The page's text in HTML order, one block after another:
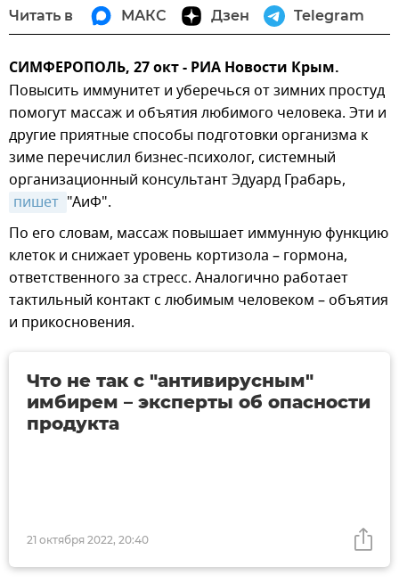
Читать в МАКС Дзен Telegram
СИМФЕРОПОЛЬ, 27 окт - РИА Новости Крым.
Повысить иммунитет и уберечься от зимних простуд
помогут массаж и объятия любимого человека. Эти и
другие приятные способы подготовки организма к
зиме перечислил бизнес-психолог, системный
организационный консультант Эдуард Грабарь,
пишет "АиФ".
По его словам, массаж повышает иммунную функцию
клеток и снижает уровень кортизола – гормона,
ответственного за стресс. Аналогично работает
тактильный контакт с любимым человеком – объятия
и прикосновения.
21 октября 2022, 20:40
Что не так с "антивирусным"
имбирем – эксперты об опасности
продукта